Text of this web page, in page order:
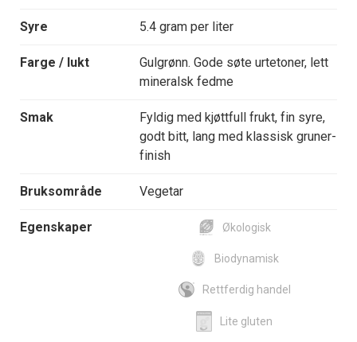
Syre 5.4 gram per liter
Farge / lukt
Gulgrønn. Gode søte urtetoner, lett
mineralsk fedme
Smak
Fyldig med kjøttfull frukt, fin syre,
godt bitt, lang med klassisk gruner-
finish
Bruksområde Vegetar
Egenskaper Økologisk
Biodynamisk
Rettferdig handel
Lite gluten